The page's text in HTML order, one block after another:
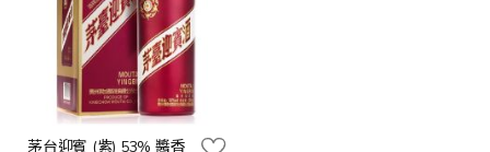
茅台迎賓 (紫) 53% 醬香